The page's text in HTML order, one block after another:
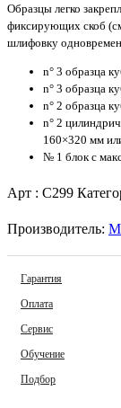
Образцы легко
фиксирующих скоб
шлифовку
n° 3 образца
n° 3 образца
n° 2 образца
n° 2
160×320 мм
№ 1 блок с
Арт : C299
Производитель:
Гарантия
Оплата
Сервис
Обучение
Подбор